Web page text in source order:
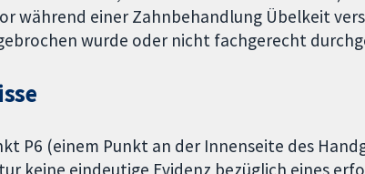
während einer Zahnbehandlung Übelkeit
wurde oder nicht fachgerecht
P6 (einem Punkt an der Innenseite des
keine eindeutige Evidenz bezüglich eines